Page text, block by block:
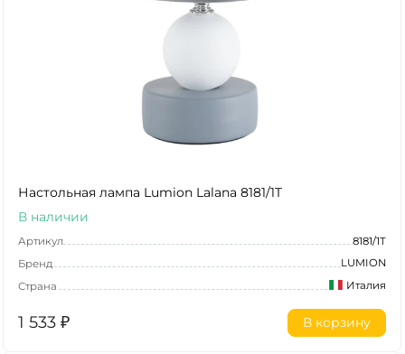
Настольная лампа Lumion Lalana 8181/1T
В наличии
Артикул
8181/1T
Бренд
LUMION
Страна
Италия
1 533 ₽ В корзину